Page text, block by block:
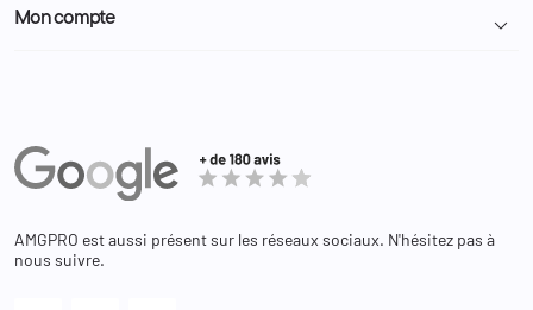
Nous contacter
Administration
Police Municipale | ASVP
Equipements
Bagagerie
Mon compte 
Adresses
Bons de réduction
Et les cookies ?
AMGPRO est aussi présent sur les réseaux sociaux. N'hésitez pas à
nous suivre.